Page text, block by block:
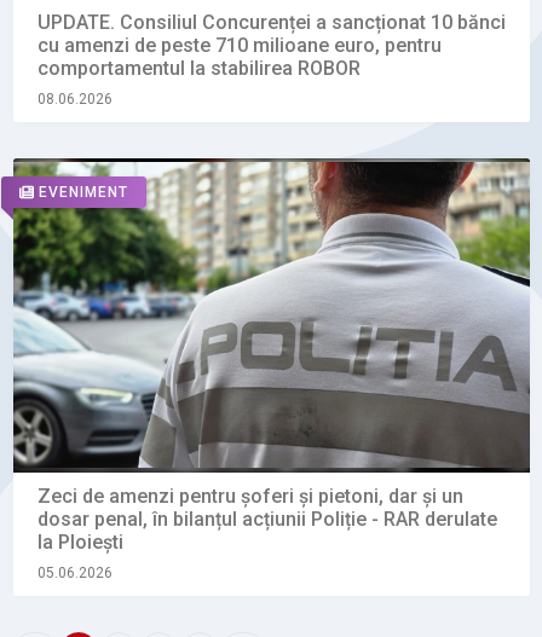
UPDATE. Consiliul Concurenței a sancționat 10 bănci
cu amenzi de peste 710 milioane euro, pentru
comportamentul la stabilirea ROBOR
08.06.2026
EVENIMENT
Zeci de amenzi pentru șoferi și pietoni, dar și un
dosar penal, în bilanțul acțiunii Poliție - RAR derulate
la Ploiești
05.06.2026